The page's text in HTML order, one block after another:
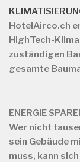
HotelAirco.ch
HighTech-
zuständigen
gesamte
ENERGIE
Wer nicht
sein Gebäude
muss, kann